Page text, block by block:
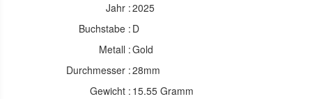
Jahr :2025
Buchstabe : D
Metall :Gold
Durchmesser :28mm
Gewicht : 15.55 Gramm